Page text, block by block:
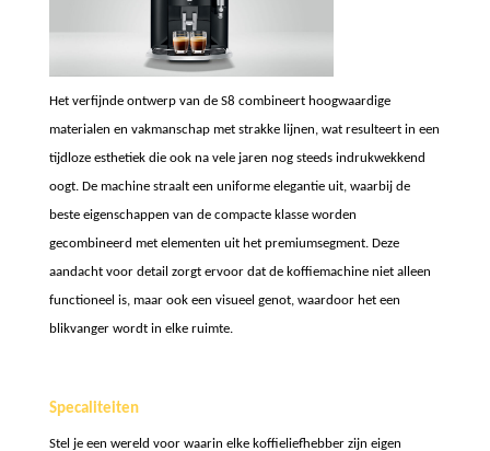
Het verfijnde ontwerp van de S8 combineert hoogwaardige
materialen en vakmanschap met strakke lijnen, wat resulteert in een
tijdloze esthetiek die ook na vele jaren nog steeds indrukwekkend
oogt. De machine straalt een uniforme elegantie uit, waarbij de
beste eigenschappen van de compacte klasse worden
gecombineerd met elementen uit het premiumsegment. Deze
aandacht voor detail zorgt ervoor dat de koffiemachine niet alleen
functioneel is, maar ook een visueel genot, waardoor het een
blikvanger wordt in elke ruimte.
Specaliteiten
Stel je een wereld voor waarin elke koffieliefhebber zijn eigen